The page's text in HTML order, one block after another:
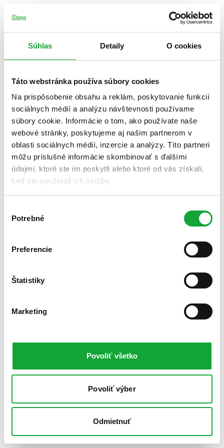
Súhlas Detaily O cookies
Táto webstránka používa súbory cookies
Na prispôsobenie obsahu a reklám, poskytovanie funkcií
sociálnych médií a analýzu návštevnosti používame
súbory cookie. Informácie o tom, ako používate naše
webové stránky, poskytujeme aj našim partnerom v
oblasti sociálnych médií, inzercie a analýzy. Títo partneri
môžu príslušné informácie skombinovať s ďalšími
údajmi, ktoré ste im poskytli alebo ktoré od vás získali,
keď ste používali ich služby.
súhlasu
Potrebné
Preferencie
Štatistiky
Marketing
Povoliť všetko
Povoliť výber
Odmietnuť